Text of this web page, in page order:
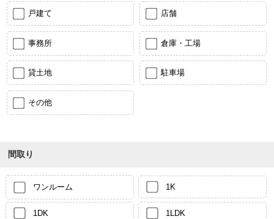
戸建て 店舗
事務所 倉庫・工場
貸土地 駐車場
その他
間取り
ワンルーム 1K
1DK 1LDK